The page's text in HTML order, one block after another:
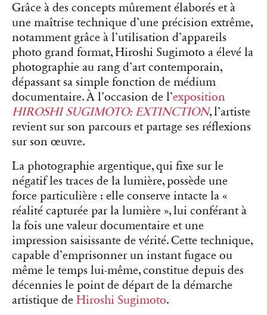
Grâce à des concepts mûrement élaborés et à
une maîtrise technique d’une précision extrême,
notamment grâce à l’utilisation d’appareils
photo grand format, Hiroshi Sugimoto a élevé la
photographie au rang d’art contemporain,
dépassant sa simple fonction de médium
documentaire. À l’occasion de l’exposition
HIROSHI SUGIMOTO: EXTINCTION, l’artiste
revient sur son parcours et partage ses réflexions
sur son œuvre.
La photographie argentique, qui fixe sur le
négatif les traces de la lumière, possède une
force particulière : elle conserve intacte la «
réalité capturée par la lumière », lui conférant à
la fois une valeur documentaire et une
impression saisissante de vérité. Cette technique,
capable d’emprisonner un instant fugace ou
même le temps lui-même, constitue depuis des
décennies le point de départ de la démarche
artistique de Hiroshi Sugimoto.